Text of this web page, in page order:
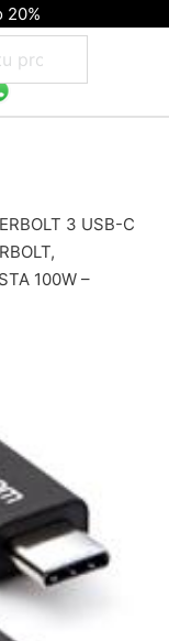
20%
3 USB-C
100W –